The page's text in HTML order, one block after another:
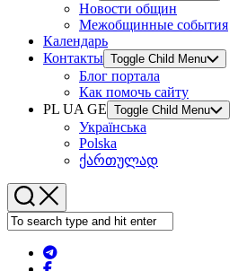
Новости общин
Межобщинные события
Календарь
Контакты Toggle Child Menu
Блог портала
Как помочь сайту
PL UA GE Toggle Child Menu
Українська
Polska
ქართულად